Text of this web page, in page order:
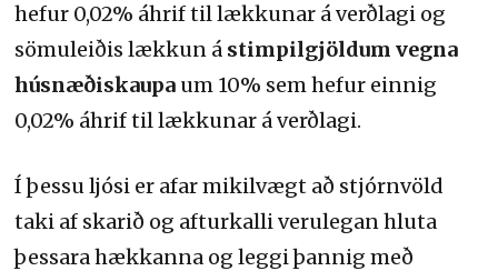
hefur 0,02% áhrif til lækkunar á verðlagi og
sömuleiðis lækkun á stimpilgjöldum vegna
húsnæðiskaupa um 10% sem hefur einnig
0,02% áhrif til lækkunar á verðlagi.
Í þessu ljósi er afar mikilvægt að stjórnvöld
taki af skarið og afturkalli verulegan hluta
þessara hækkanna og leggi þannig með